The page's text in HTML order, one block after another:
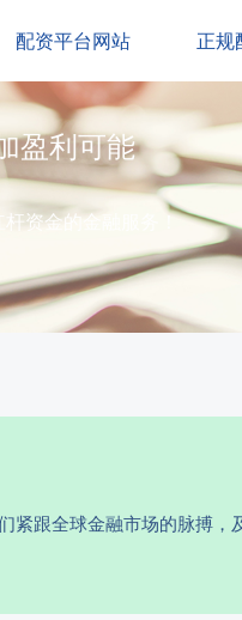
配资平台网站 正规
盈利可能
资金的金融服务！
跟全球金融市场的脉搏